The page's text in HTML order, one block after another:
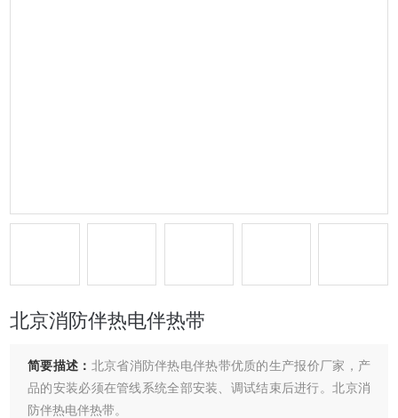
北京消防伴热电伴热带
简要描述： 北京省消防伴热电伴热带优质的生产报价厂家，产
品的安装必须在管线系统全部安装、调试结束后进行。 北京消
防伴热电伴热带。